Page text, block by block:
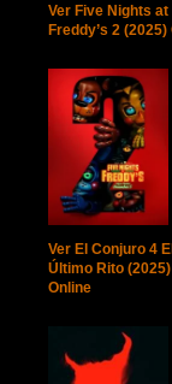
Ver Five Nights at
Freddy’s 2 (2025)
Ver El Conjuro 4
Último Rito (2025)
Online